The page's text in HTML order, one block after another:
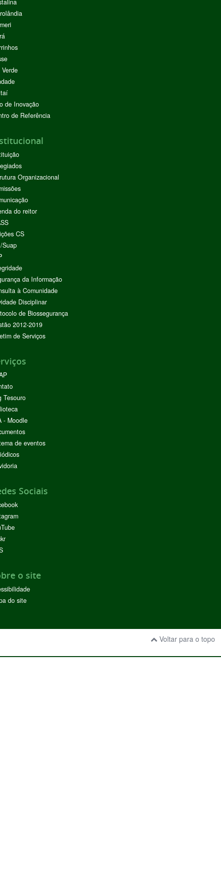
de Inovação
de Referência
Organizacional
do reitor
CS
Suap
da Informação
à Comunidade
Disciplinar
de Biossegurança
2012-2019
de Serviços
Tesouro
- Moodle
de eventos
Sociais
o site
do site
Voltar para o topo